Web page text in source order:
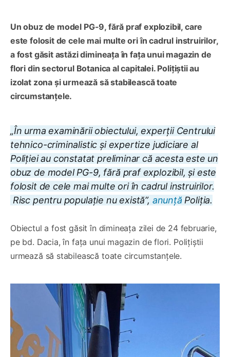
Un obuz de model PG-9, fără praf explozibil, care
este folosit de cele mai multe ori în cadrul instruirilor,
a fost găsit astăzi dimineața în fața unui magazin de
flori din sectorul Botanica al capitalei. Polițiștii au
izolat zona și urmează să stabilească toate
circumstanțele.
„În urma examinării obiectului, experții Centrului
tehnico-criminalistic și expertize judiciare al
Poliției au constatat preliminar că acesta este un
obuz de model PG-9, fără praf explozibil, și este
folosit de cele mai multe ori în cadrul instruirilor.
Risc pentru populație nu există”, anunță Poliția.
Obiectul a fost găsit în dimineața zilei de 24 februarie,
pe bd. Dacia, în fața unui magazin de flori. Polițiștii
urmează să stabilească toate circumstanțele.